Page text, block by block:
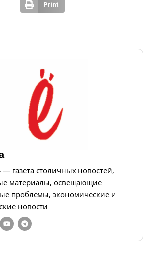
Print
— газета столичных новостей,
материалы, освещающие
проблемы, экономические и
новости